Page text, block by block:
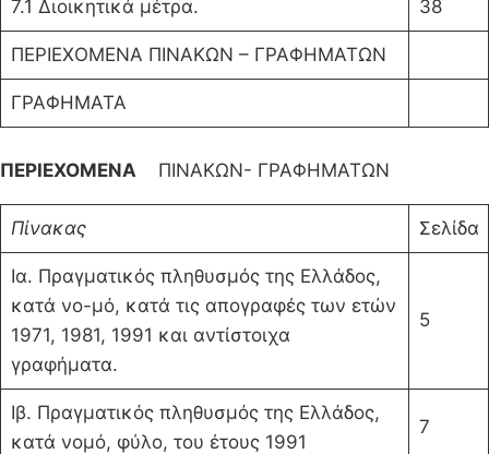
7.1 Διοικητικά μέτρα. 38
ΠΕΡΙΕΧΟΜΕΝΑ ΠΙΝΑΚΩΝ – ΓΡΑΦΗΜΑΤΩΝ
ΓΡΑΦΗΜΑΤΑ
ΠΕΡΙΕΧΟΜΕΝΑ ΠΙΝΑΚΩΝ- ΓΡΑΦΗΜΑΤΩΝ
Πίνακας Σελίδα
Ια. Πραγματικός πληθυσμός της Ελλάδος,
κατά νο-μό, κατά τις απογραφές των ετών
1971, 1981, 1991 και αντίστοιχα
γραφήματα.
5
Ιβ. Πραγματικός πληθυσμός της Ελλάδος,
κατά νο­μό, φύλο, του έτους 1991
7